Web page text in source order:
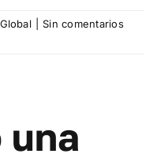
Global
Sin comentarios
una